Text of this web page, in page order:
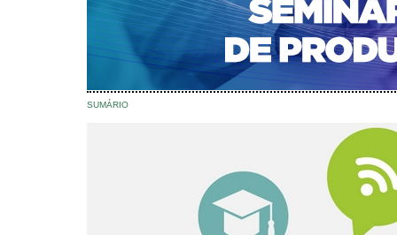
NOTÍCIAS
PORTAL DE REVISTAS DA UNIFACS
Edições anteriores v. 13 (2014)
v. 13 (2014)
SUMÁRIO